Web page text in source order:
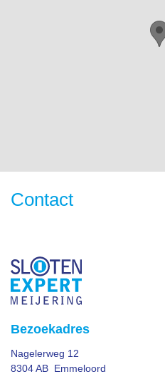
Contact
Bezoekadres
Nagelerweg 12
8304 AB Emmeloord